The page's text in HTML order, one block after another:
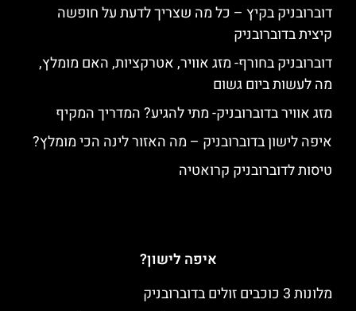
דוברובניק בקיץ – כל מה שצריך לדעת על חופשה
קיצית בדוברובניק
דוברובניק בחורף- מזג אוויר, אטרקציות, האם מומלץ,
מה לעשות ביום גשום
מזג אוויר בדוברובניק- מתי להגיע? המדריך המקיף
איפה לישון בדוברובניק – מה האזור לינה הכי מומלץ?
טיסות לדוברובניק קרואטיה
איפה לישון?
מלונות 3 כוכבים זולים בדוברובניק